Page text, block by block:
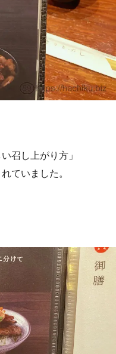
召し上がり方」
ていました。